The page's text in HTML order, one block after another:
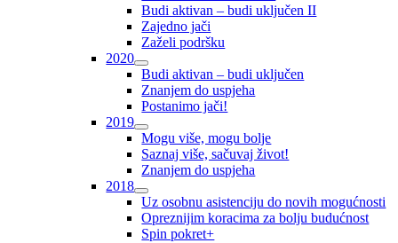
Budi aktivan – budi uključen II
Zajedno jači
Zaželi podršku
2020
Budi aktivan – budi uključen
Znanjem do uspjeha
Postanimo jači!
2019
Mogu više, mogu bolje
Saznaj više, sačuvaj život!
Znanjem do uspjeha
2018
Uz osobnu asistenciju do novih mogućnosti
Opreznijim koracima za bolju budućnost
Spin pokret+